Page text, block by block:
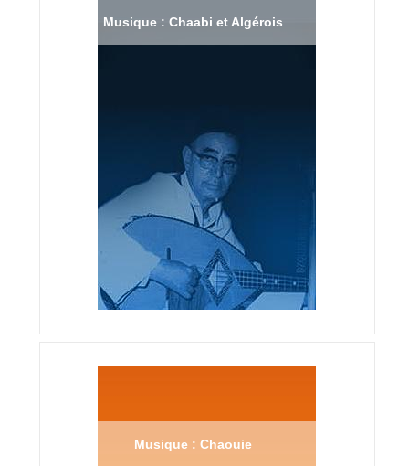
Musique : Chaabi et Algérois
Musique : Chaouie